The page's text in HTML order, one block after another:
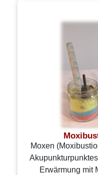
Moxen
Erwärmung mit